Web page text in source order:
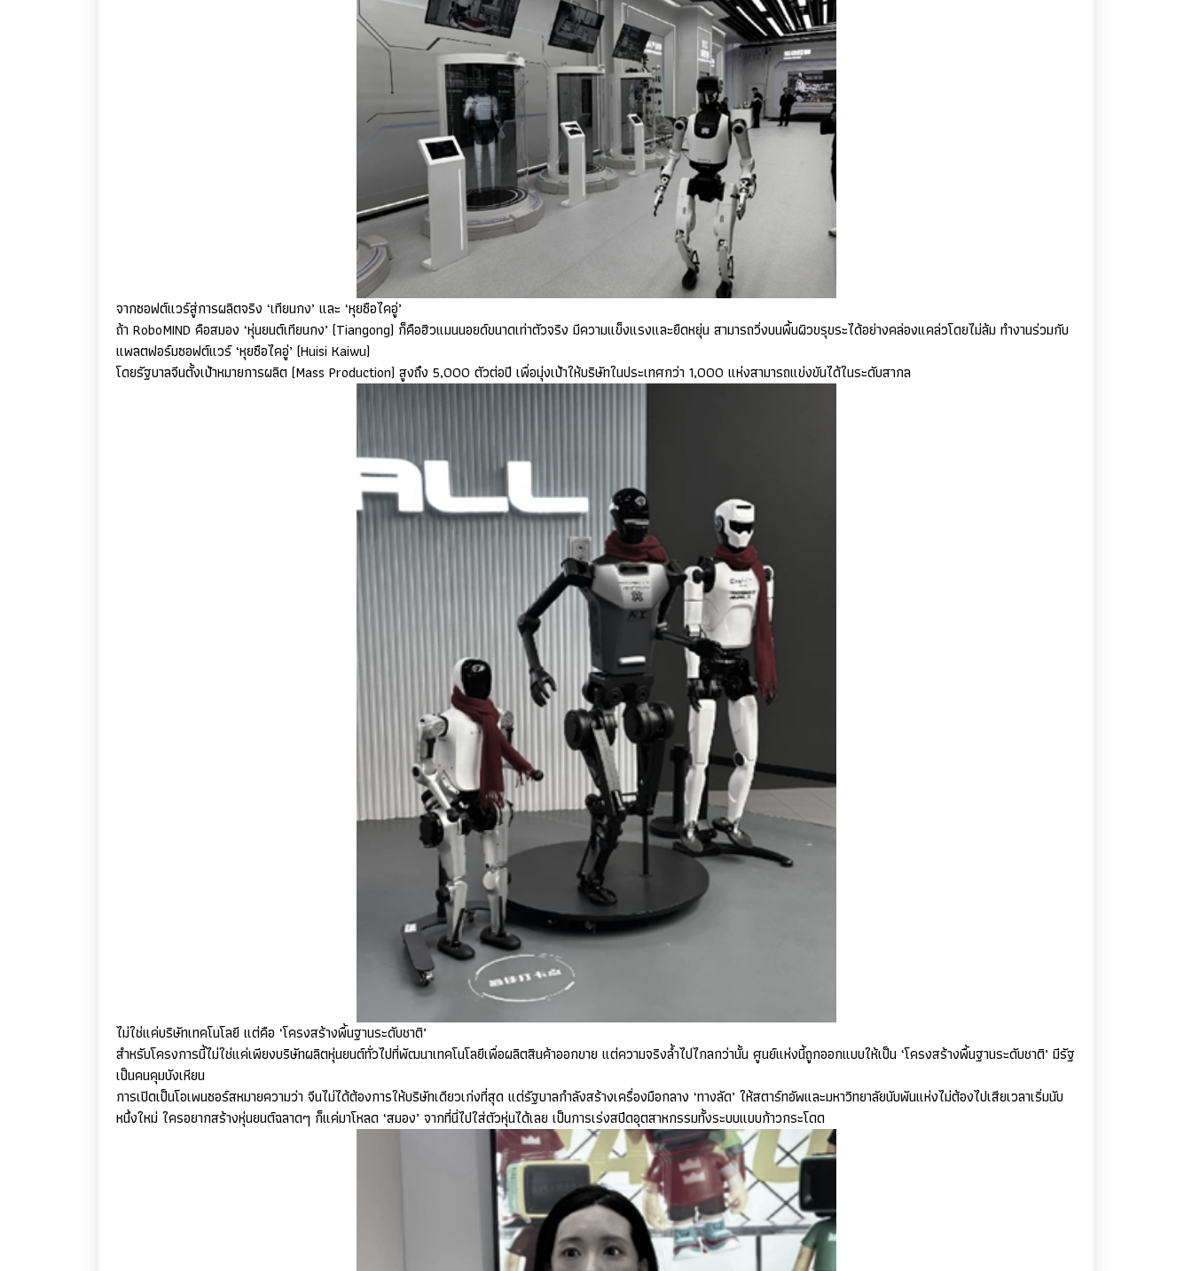
จากซอฟต์แวร์สู่การผลิตจริง ‘เทียนกง’ และ ‘หุยซือไคอู่’
ถ้า RoboMIND คือสมอง ‘หุ่นยนต์เทียนกง’ (Tiangong) ก็คือฮิวแมนนอยด์ขนาดเท่าตัวจริง มีความแข็งแรงและยืดหยุ่น สามารถวิ่งบนพื้นผิวขรุขระได้อย่างคล่องแคล่วโดยไม่ล้ม ทำงานร่วมกับ
แพลตฟอร์มซอฟต์แวร์ ‘หุยซือไคอู่’ (Huisi Kaiwu)
โดยรัฐบาลจีนตั้งเป้าหมายการผลิต (Mass Production) สูงถึง 5,000 ตัวต่อปี เพื่อมุ่งเป้าให้บริษัทในประเทศกว่า 1,000 แห่งสามารถแข่งขันได้ในระดับสากล
ไม่ใช่แค่บริษัทเทคโนโลยี แต่คือ ‘โครงสร้างพื้นฐานระดับชาติ’
สำหรับโครงการนี้ไม่ใช่แค่เพียงบริษัทผลิตหุ่นยนต์ทั่วไปที่พัฒนาเทคโนโลยีเพื่อผลิตสินค้าออกขาย แต่ความจริงล้ำไปไกลกว่านั้น ศูนย์แห่งนี้ถูกออกแบบให้เป็น ‘โครงสร้างพื้นฐานระดับชาติ’ มีรัฐ
เป็นคนคุมบังเหียน
การเปิดเป็นโอเพนซอร์สหมายความว่า จีนไม่ได้ต้องการให้บริษัทเดียวเก่งที่สุด แต่รัฐบาลกำลังสร้างเครื่องมือกลาง ‘ทางลัด’ ให้สตาร์ทอัพและมหาวิทยาลัยนับพันแห่งไม่ต้องไปเสียเวลาเริ่มนับ
หนึ่งใหม่ ใครอยากสร้างหุ่นยนต์ฉลาดๆ ก็แค่มาโหลด ‘สมอง’ จากที่นี่ไปใส่ตัวหุ่นได้เลย เป็นการเร่งสปีดอุตสาหกรรมทั้งระบบแบบก้าวกระโดด